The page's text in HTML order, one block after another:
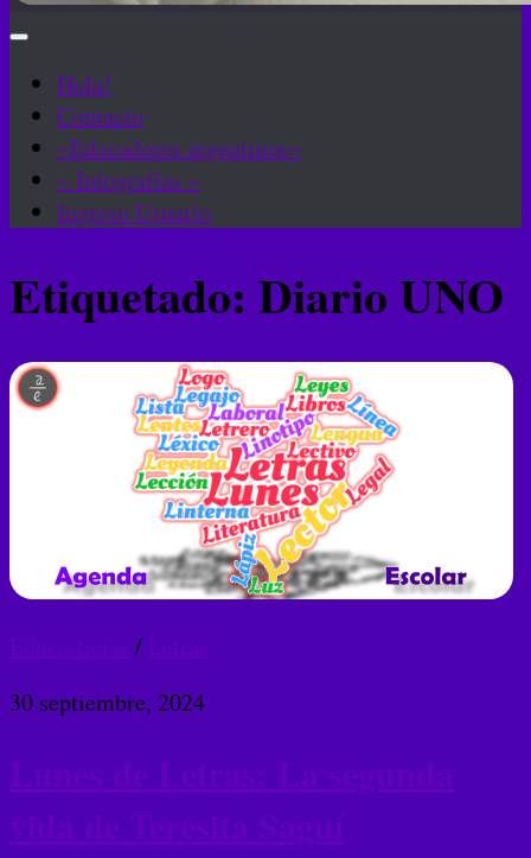
Hola!
Contacto
~Educadores argentinos~
~ Infografías ~
Ingreso Usuario
Etiquetado: Diario UNO
/
30 septiembre, 2024